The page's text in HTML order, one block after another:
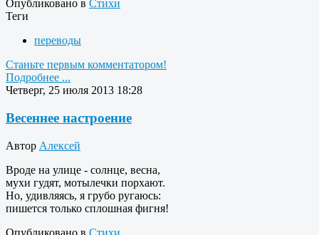
Опубликовано в Стихи
Теги
переводы
Станьте первым комментатором!
Подробнее ...
Четверг, 25 июля 2013 18:28
Весеннее настроение
Автор Алексей
Вроде на улице - солнце, весна,
мухи гудят, мотылечки порхают.
Но, удивляясь, я грубо ругаюсь:
пишется только сплошная фигня!
Опубликовано в Стихи